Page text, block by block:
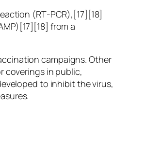
(RT‑PCR),[17][18]
from a
campaigns. Other
coverings in public,
to inhibit the virus,